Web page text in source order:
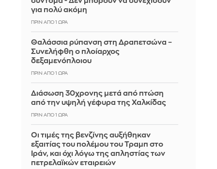
για πολύ ακόμη
ΠΡΙΝ ΑΠΌ 1 ΏΡΑ
Θαλάσσια ρύπανση στη Δραπετσώνα –
Συνελήφθη ο πλοίαρχος
δεξαμενόπλοιου
ΠΡΙΝ ΑΠΌ 1 ΏΡΑ
Διάσωση 30χρονης μετά από πτώση
από την υψηλή γέφυρα της Χαλκίδας
ΠΡΙΝ ΑΠΌ 1 ΏΡΑ
Οι τιμές της βενζίνης αυξήθηκαν
εξαιτίας του πολέμου του Τραμπ στο
Ιράν, και όχι λόγω της απληστίας των
πετρελαϊκών εταιρειών